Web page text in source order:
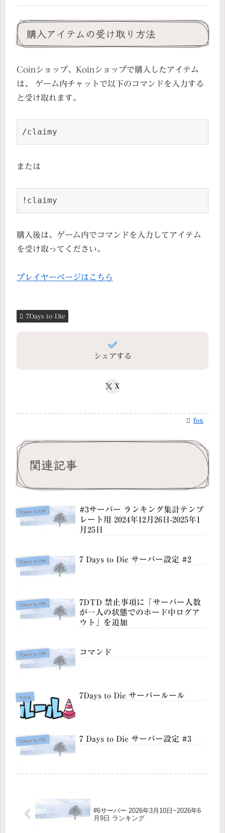
購入アイテムの受け取り方法
Coinショップ、Koinショップで購入したアイテム
は、 ゲーム内チャットで以下のコマンドを入力する
と受け取れます。
/claimy
または
!claimy
購入後は、ゲーム内でコマンドを入力してアイテム
を受け取ってください。
プレイヤーページはこちら
7Days to Die
シェアする
X
fox
関連記事
7Days to Die
#3サーバー ランキング集計テンプ
レート用 2024年12月26日-2025年1
月25日
7Days to Die 7 Days to Die サーバー設定 #2
7Days to Die
7DTD 禁止事項に「サーバー人数
が一人の状態でのホード中ログア
ウト」を追加
7Days to Die コマンド
ルール 7Days to Die サーバールール
7Days to Die 7 Days to Die サーバー設定 #3
#6サーバー 2026年3月10日~2026年6
月9日 ランキング